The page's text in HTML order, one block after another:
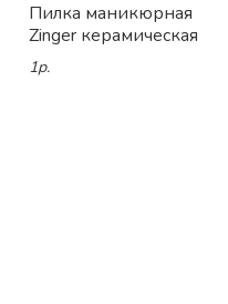
Пилка маникюрная
Zinger керамическая
1р.